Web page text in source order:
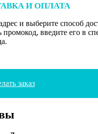
И ОПЛАТА
и выберите способ
промокод, введите его в
заказ